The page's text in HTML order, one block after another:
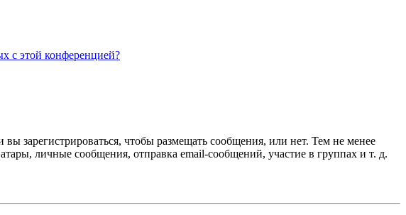
с этой конференцией?
зарегистрироваться, чтобы размещать сообщения, или нет. Тем не менее
личные сообщения, отправка email-сообщений, участие в группах и т. д.